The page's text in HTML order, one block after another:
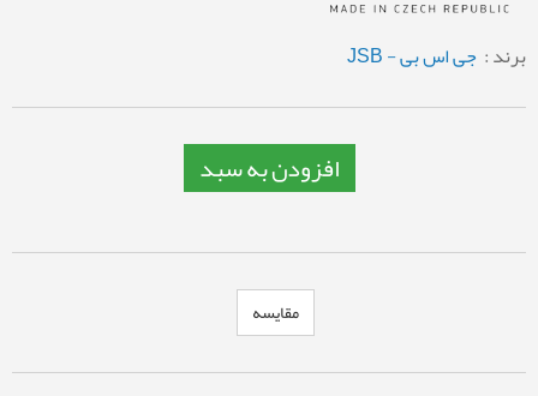
برند : جی اس بی - JSB
افزودن به سبد
مقایسه